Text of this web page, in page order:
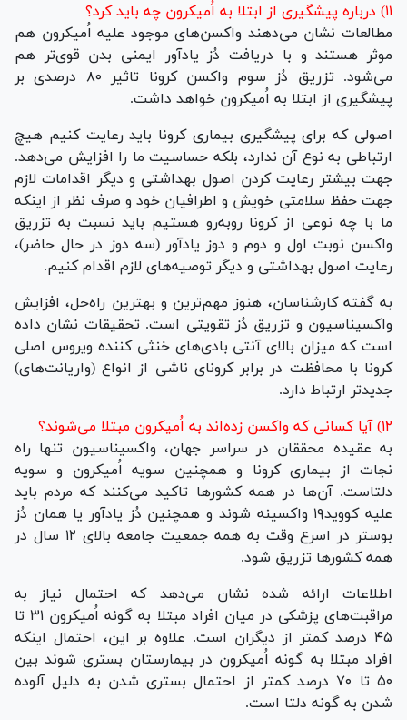
۱۱) درباره پیشگیری از ابتلا به اُمیکرون چه باید کرد؟
مطالعات نشان می‌دهند واکسن‌های موجود علیه اُمیکرون هم
موثر هستند و با دریافت دُز یادآور ایمنی بدن قوی‌تر هم
می‌شود. تزریق دُز سوم واکسن کرونا تاثیر ۸۰ درصدی بر
پیشگیری از ابتلا به اُمیکرون خواهد داشت.
اصولی که برای پیشگیری بیماری کرونا باید رعایت کنیم هیچ
ارتباطی به نوع آن ندارد، بلکه حساسیت ما را افزایش می‌دهد.
جهت بیشتر رعایت کردن اصول بهداشتی و دیگر اقدامات لازم
جهت حفظ سلامتی خویش و اطرافیان خود و صرف نظر از اینکه
ما با چه نوعی از کرونا روبه‌رو هستیم باید نسبت به تزریق
واکسن نوبت اول و دوم و دوز یادآور (سه دوز در حال حاضر)،
رعایت اصول بهداشتی و دیگر توصیه‌های لازم اقدام کنیم.
به گفته کارشناسان، هنوز مهم‌ترین و بهترین راه‌حل، افزایش
واکسیناسیون و تزریق دُز تقویتی است. تحقیقات نشان داده
است که میزان بالای آنتی بادی‌های خنثی کننده ویروس اصلی
کرونا با محافظت در برابر کرونای ناشی از انواع (واریانت‌های)
جدیدتر ارتباط دارد.
۱۲) آیا کسانی که واکسن زده‌اند به اُمیکرون مبتلا می‌شوند؟
به عقیده محققان در سراسر جهان، واکسیناسیون تنها راه
نجات از بیماری کرونا و همچنین سویه اُمیکرون و سویه
دلتاست. آن‌ها در همه کشور‌ها تاکید می‌کنند که مردم باید
علیه کووید۱۹ واکسینه شوند و همچنین دُز یادآور یا همان دُز
بوستر در اسرع وقت به همه جمعیت جامعه بالای ۱۲ سال در
همه کشور‌ها تزریق شود.
اطلاعات ارائه شده نشان می‌دهد که احتمال نیاز به
مراقبت‌های پزشکی در میان افراد مبتلا به گونه اُمیکرون ۳۱ تا
۴۵ درصد کمتر از دیگران است. علاوه بر این، احتمال اینکه
افراد مبتلا به گونه اُمیکرون در بیمارستان بستری شوند بین
۵۰ تا ۷۰ درصد کمتر از احتمال بستری شدن به دلیل آلوده
شدن به گونه دلتا است.